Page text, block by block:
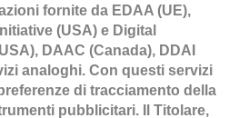
fornite da EDAA (UE),
(USA) e Digital
DAAC (Canada), DDAI
analoghi. Con questi servizi
di tracciamento della
pubblicitari. Il Titolare,